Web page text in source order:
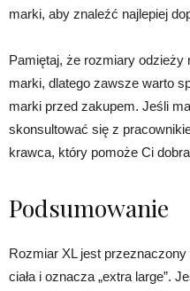
marki, aby znaleźć najlepiej
Pamiętaj, że rozmiary
marki, dlatego zawsze warto
marki przed zakupem. Jeśli
skonsultować się z
krawca, który pomoże Ci
Podsumowanie
Rozmiar XL jest
ciała i oznacza „extra large”.